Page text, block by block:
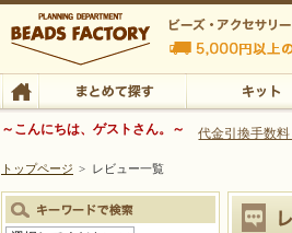
ビーズファクトリー ビーズ・パーツ・金具など
ビーズ・アクセサリーの専門店 ビーズファクト
～こんにちは、ゲストさん。～ 代金引換手数
トップページ > レビュー一覧